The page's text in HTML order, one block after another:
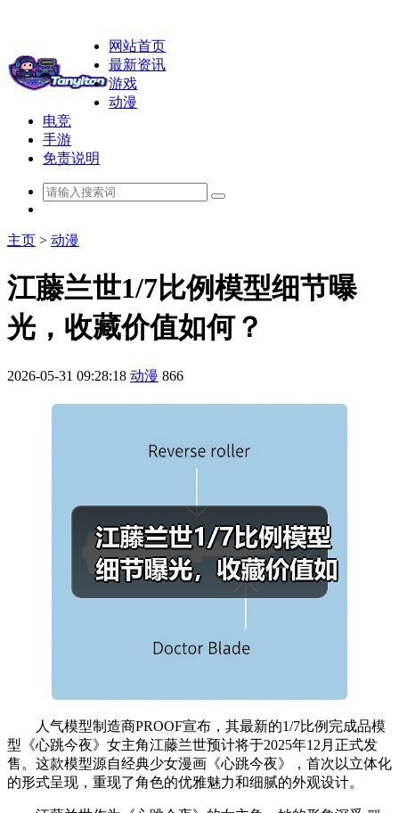
网站首页
最新资讯
游戏
动漫
电竞
手游
免责说明
主页 > 动漫
江藤兰世1/7比例模型细节曝
光，收藏价值如何？
2026-05-31 09:28:18 动漫 866
人气模型制造商PROOF宣布，其最新的1/7比例完成品模
型《心跳今夜》女主角江藤兰世预计将于2025年12月正式发
售。这款模型源自经典少女漫画《心跳今夜》，首次以立体化
的形式呈现，重现了角色的优雅魅力和细腻的外观设计。